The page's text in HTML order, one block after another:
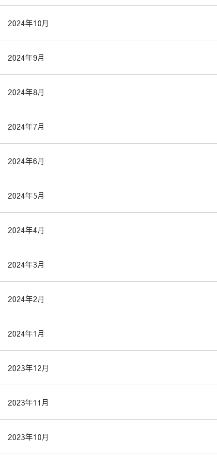
2024年10月
2024年9月
2024年8月
2024年7月
2024年6月
2024年5月
2024年4月
2024年3月
2024年2月
2024年1月
2023年12月
2023年11月
2023年10月